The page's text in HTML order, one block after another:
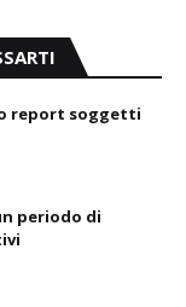
report soggetti
periodo di